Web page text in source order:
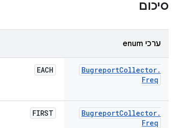
סיכום
ערכי enum
BugreportCollector.
Freq
EACH
BugreportCollector.
Freq
FIRST